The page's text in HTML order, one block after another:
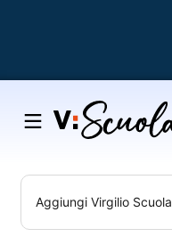
Salta
contenuto
Aggiungi Virgilio Scuola